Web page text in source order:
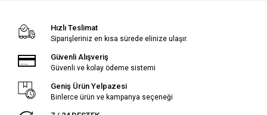
Hızlı Teslimat
Siparişleriniz en kısa sürede elinize ulaşır.
Güvenli Alışveriş
Güvenli ve kolay ödeme sistemi
Geniş Ürün Yelpazesi
Binlerce ürün ve kampanya seçeneği